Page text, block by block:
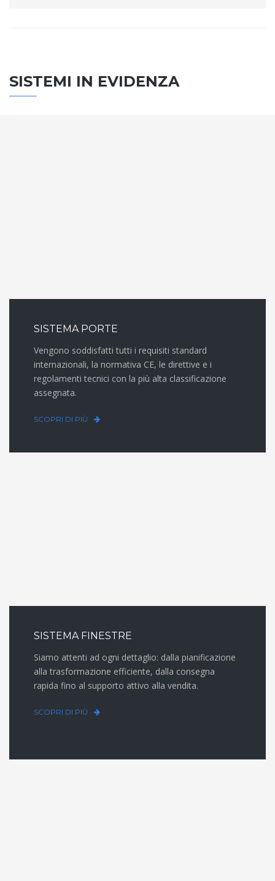
SISTEMI IN EVIDENZA
SISTEMA PORTE
Vengono soddisfatti tutti i requisiti standard
internazionali, la normativa CE, le direttive e i
regolamenti tecnici con la più alta classificazione
assegnata.
SCOPRI DI PIÙ
SISTEMA FINESTRE
Siamo attenti ad ogni dettaglio: dalla pianificazione
alla trasformazione efficiente, dalla consegna
rapida fino al supporto attivo alla vendita.
SCOPRI DI PIÙ